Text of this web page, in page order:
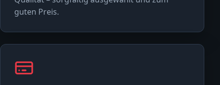
guten Preis.